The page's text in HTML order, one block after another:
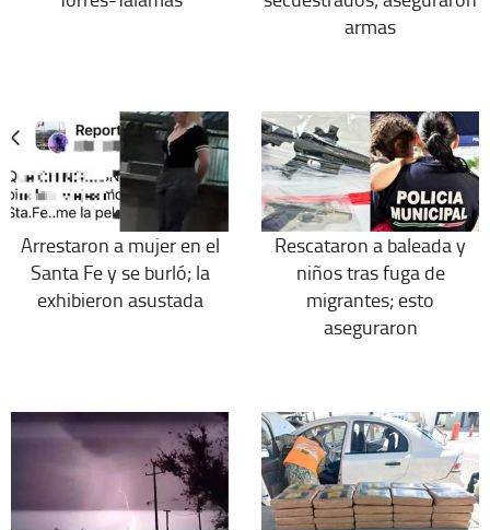
armas
Arrestaron a mujer en el
Santa Fe y se burló; la
exhibieron asustada
Rescataron a baleada y
niños tras fuga de
migrantes; esto
aseguraron